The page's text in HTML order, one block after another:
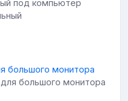
под компьютер
большого монитора